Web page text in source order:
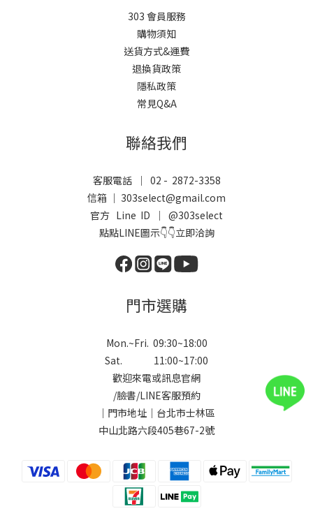
303 會員服務
購物須知
送貨方式&運費
退換貨政策
隱私政策
常見Q&A
聯絡我們
客服電話 ｜ 02 - 2872-3358
信箱 ｜ 303select@gmail.com
官方 Line ID ｜ @303select
點點LINE圖示👇👇立即洽詢
門市選購
Mon.~Fri. 09:30~18:00
Sat. 11:00~17:00
歡迎來電或訊息官網
/臉書/LINE客服預約
｜門市地址｜台北市士林區
中山北路六段405巷67-2號